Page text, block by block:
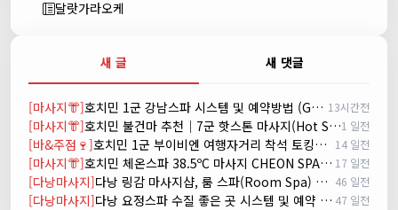
달랏가라오케
새 글 새 댓글
[마사지👘] 호치민 1군 강남스파 시스템 및 예약방법 (GANGNAM SPA) 13시간전
[마사지👘] 호치민 불건마 추천｜7군 핫스톤 마사지(Hot Stone massage)1 일전
[바&주점🍷] 호치민 1군 부이비엔 여행자거리 착석 토킹바 놀이터 (NORITER LOUNGE) 14 일전
[마사지👘] 호치민 체온스파 38.5ºC 마사지 CHEON SPA Massage 17 일전
[다낭마사지] 다낭 링감 마사지샵, 룸 스파(Room Spa) 예약 46 일전
[다낭마사지] 다낭 요정스파 수질 좋은 곳 시스템 및 예약 방법 47 일전